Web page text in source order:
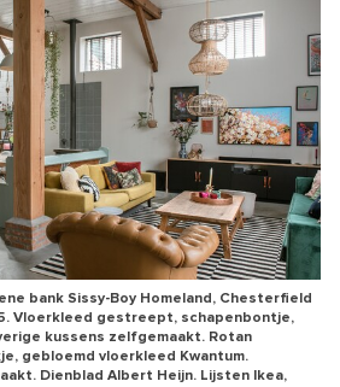
bank Sissy-Boy Homeland, Chesterfield
Vloerkleed gestreept, schapenbontje,
kussens zelfgemaakt. Rotan
gebloemd vloerkleed Kwantum.
Dienblad Albert Heijn. Lijsten Ikea,